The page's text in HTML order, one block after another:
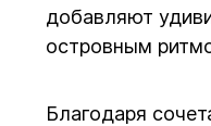
добавляют
островным
Благодаря